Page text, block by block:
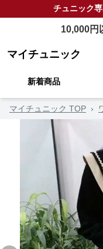
チュニック
10,000円
マイチュニック
新着商品
マイチュニック TOP ›